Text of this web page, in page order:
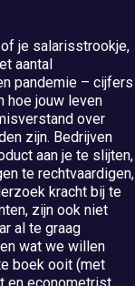
je salarisstrookje,
aantal
pandemie – cijfers
hoe jouw leven
over
zijn. Bedrijven
aan je te slijten,
te rechtvaardigen,
kracht bij te
zijn ook niet
al te graag
wat we willen
boek ooit (met